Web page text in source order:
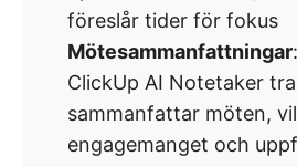
föreslår tider för fokus
Mötesammanfattningar
ClickUp AI Notetaker
sammanfattar möten,
engagemanget och